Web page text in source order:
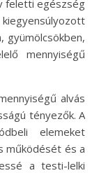
feletti egészség
gyümölcsökben,
mennyiségű
alvás
tényezők. A
elemeket
működését és a
a testi-lelki